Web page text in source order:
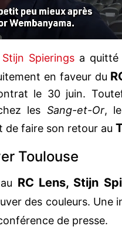
Stijn Spierings a
en faveur du
le 30 juin.
les Sang-et-Or,
de faire son retour au
Toulouse
RC Lens, Stijn
des couleurs. Une
de presse.